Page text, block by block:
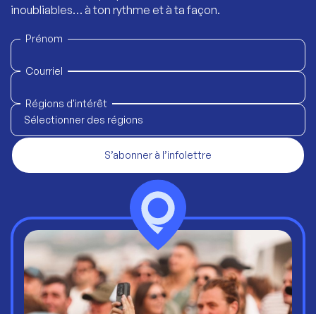
inoubliables… à ton rythme et à ta façon.
Prénom
Courriel
Régions d'intérêt
Sélectionner des régions
S’abonner à l’infolettre